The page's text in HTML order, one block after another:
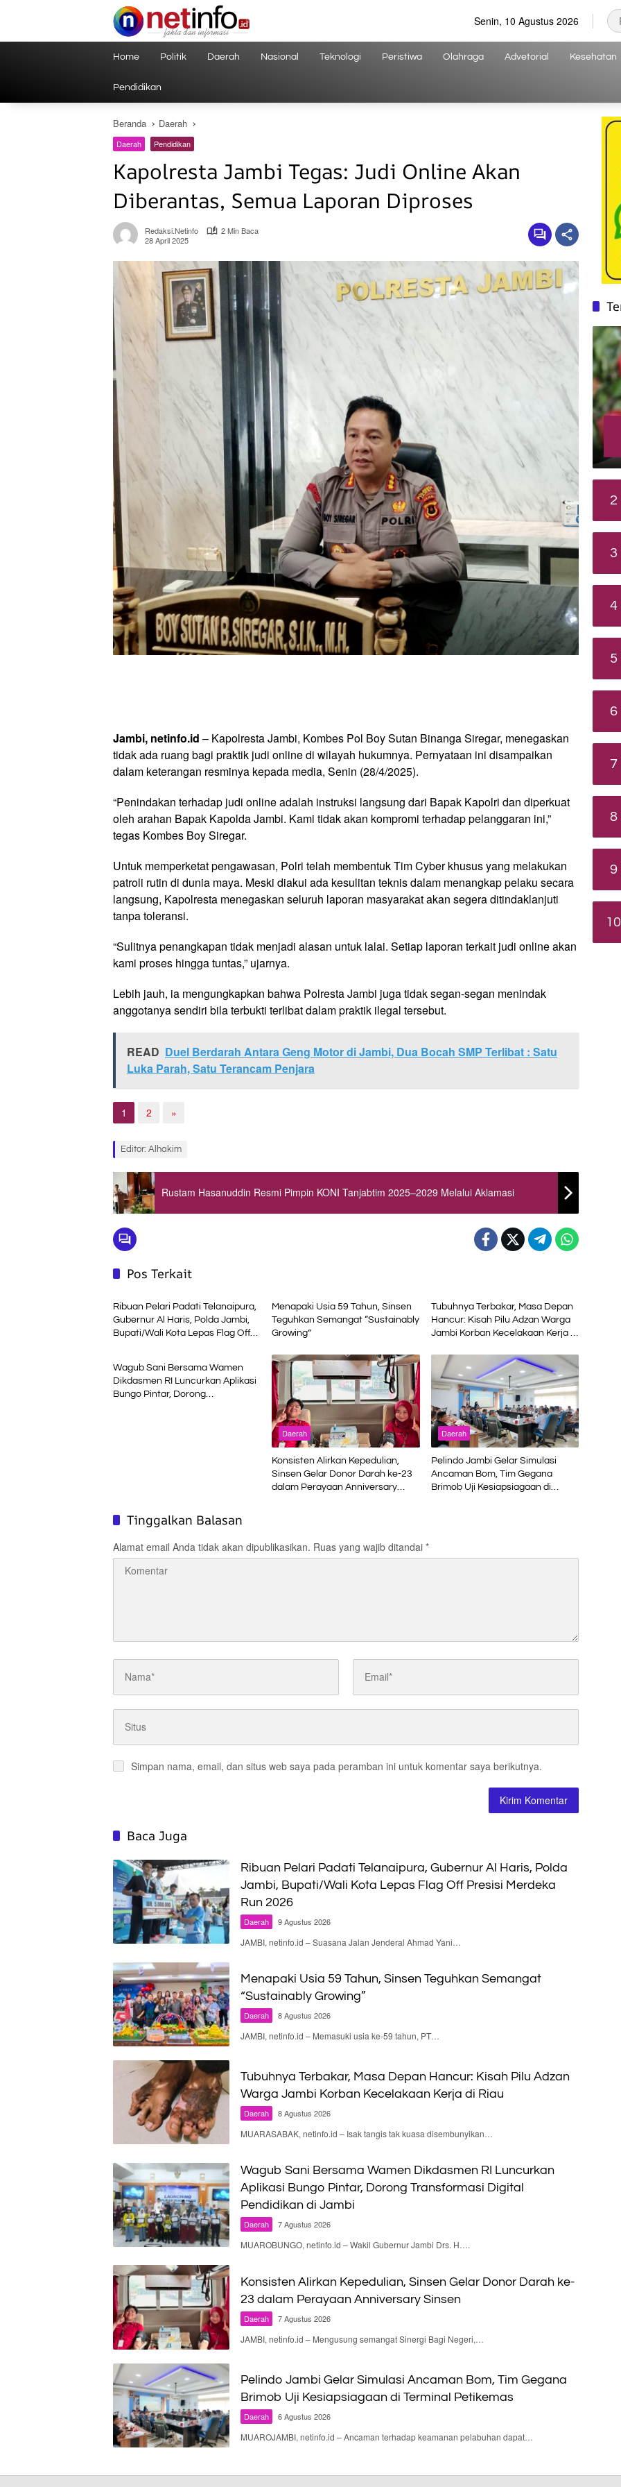
Senin, 10 Agustus 2026
Home Politik Daerah Nasional Teknologi Peristiwa Olahraga Advetorial Kesehatan
Pendidikan
Beranda Daerah
Daerah Pendidikan
Kapolresta Jambi Tegas: Judi Online Akan
Diberantas, Semua Laporan Diproses
Redaksi.netinfo
2 Min Baca
28 April 2025
Jambi, netinfo.id – Kapolresta Jambi, Kombes Pol Boy Sutan Binanga Siregar, menegaskan
tidak ada ruang bagi praktik judi online di wilayah hukumnya. Pernyataan ini disampaikan
dalam keterangan resminya kepada media, Senin (28/4/2025).
“Penindakan terhadap judi online adalah instruksi langsung dari Bapak Kapolri dan diperkuat
oleh arahan Bapak Kapolda Jambi. Kami tidak akan kompromi terhadap pelanggaran ini,”
tegas Kombes Boy Siregar.
Untuk memperketat pengawasan, Polri telah membentuk Tim Cyber khusus yang melakukan
patroli rutin di dunia maya. Meski diakui ada kesulitan teknis dalam menangkap pelaku secara
langsung, Kapolresta menegaskan seluruh laporan masyarakat akan segera ditindaklanjuti
tanpa toleransi.
“Sulitnya penangkapan tidak menjadi alasan untuk lalai. Setiap laporan terkait judi online akan
kami proses hingga tuntas,” ujarnya.
Lebih jauh, ia mengungkapkan bahwa Polresta Jambi juga tidak segan-segan menindak
anggotanya sendiri bila terbukti terlibat dalam praktik ilegal tersebut.
READ Duel Berdarah Antara Geng Motor di Jambi, Dua Bocah SMP Terlibat : Satu
Luka Parah, Satu Terancam Penjara
1 2 »
Editor: Alhakim
Rustam Hasanuddin Resmi Pimpin KONI Tanjabtim 2025–2029 Melalui Aklamasi
Pos Terkait
Daerah
Ribuan Pelari Padati Telanaipura,
Gubernur Al Haris, Polda Jambi,
Bupati/Wali Kota Lepas Flag Off
Menapaki Usia 59 Tahun, Sinsen
Teguhkan Semangat “Sustainably
Growing”
Tubuhnya Terbakar, Masa Depan
Hancur: Kisah Pilu Adzan Warga
Jambi Korban Kecelakaan Kerja di
Daerah
Wagub Sani Bersama Wamen
Dikdasmen RI Luncurkan Aplikasi
Bungo Pintar, Dorong
Daerah
Konsisten Alirkan Kepedulian,
Sinsen Gelar Donor Darah ke-23
dalam Perayaan Anniversary
Daerah
Pelindo Jambi Gelar Simulasi
Ancaman Bom, Tim Gegana
Brimob Uji Kesiapsiagaan di
Tinggalkan Balasan
Alamat email Anda tidak akan dipublikasikan. Ruas yang wajib ditandai *
Simpan nama, email, dan situs web saya pada peramban ini untuk komentar saya berikutnya.
Baca Juga
Ribuan Pelari Padati Telanaipura, Gubernur Al Haris, Polda
Jambi, Bupati/Wali Kota Lepas Flag Off Presisi Merdeka
Run 2026
Daerah 9 Agustus 2026
JAMBI, netinfo.id – Suasana Jalan Jenderal Ahmad Yani…
Menapaki Usia 59 Tahun, Sinsen Teguhkan Semangat
“Sustainably Growing”
Daerah 8 Agustus 2026
JAMBI, netinfo.id – Memasuki usia ke-59 tahun, PT…
Tubuhnya Terbakar, Masa Depan Hancur: Kisah Pilu Adzan
Warga Jambi Korban Kecelakaan Kerja di Riau
Daerah 8 Agustus 2026
MUARASABAK, netinfo.id – Isak tangis tak kuasa disembunyikan…
Wagub Sani Bersama Wamen Dikdasmen RI Luncurkan
Aplikasi Bungo Pintar, Dorong Transformasi Digital
Pendidikan di Jambi
Daerah 7 Agustus 2026
MUAROBUNGO, netinfo.id – Wakil Gubernur Jambi Drs. H….
Konsisten Alirkan Kepedulian, Sinsen Gelar Donor Darah ke-
23 dalam Perayaan Anniversary Sinsen
Daerah 7 Agustus 2026
JAMBI, netinfo.id – Mengusung semangat Sinergi Bagi Negeri,…
Pelindo Jambi Gelar Simulasi Ancaman Bom, Tim Gegana
Brimob Uji Kesiapsiagaan di Terminal Petikemas
Daerah 6 Agustus 2026
MUAROJAMBI, netinfo.id – Ancaman terhadap keamanan pelabuhan dapat…
2
3
4
5
6
7
8
9
10